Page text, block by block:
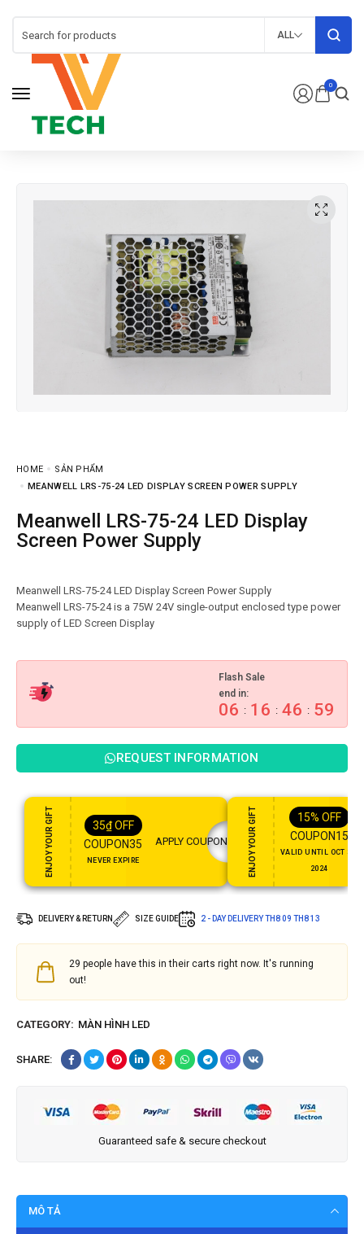
0
ALL
HOME
SẢN PHẨM
MEANWELL LRS-75-24 LED DISPLAY SCREEN POWER SUPPLY
Meanwell LRS-75-24 LED Display
Screen Power Supply
Meanwell LRS-75-24 LED Display Screen Power Supply
Meanwell LRS-75-24 is a 75W 24V single-output enclosed type power
Flash Sale
end in:
06 : 16 : 46 : 58
REQUEST INFORMATION
ENJOY YOUR GIFT 35₫ OFF
COUPON35
NEVER EXPIRE
APPLY COUPON ENJOY YOUR GIFT 15% OFF
COUPON15
VALID UNTIL OCT 31,
2024
DELIVERY & RETURN SIZE GUIDE 2 - DAY DELIVERYTH8 09 TH8 13
29 people have this in their carts right now. It's running
out!
CATEGORY: MÀN HÌNH LED
SHARE:
Guaranteed safe & secure checkout
MÔ TẢ